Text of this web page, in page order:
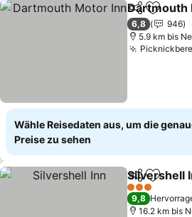
TeilenZu
Dartmouth
6,8
946
5.9 km bis
Wähle Reisedaten aus, um die
Preise zu sehen
TeilenZu
Silvershell
3 Sterne
9,8
16.2 km bis